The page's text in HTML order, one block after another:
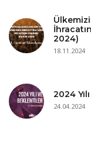
2024)
18.11.2024
2024
24.04.2024